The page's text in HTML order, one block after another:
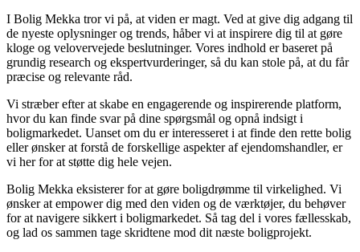
I Bolig Mekka tror vi på, at viden er magt. Ved at give dig adgang til
de nyeste oplysninger og trends, håber vi at inspirere dig til at gøre
kloge og velovervejede beslutninger. Vores indhold er baseret på
grundig research og ekspertvurderinger, så du kan stole på, at du får
præcise og relevante råd.
Vi stræber efter at skabe en engagerende og inspirerende platform,
hvor du kan finde svar på dine spørgsmål og opnå indsigt i
boligmarkedet. Uanset om du er interesseret i at finde den rette bolig
eller ønsker at forstå de forskellige aspekter af ejendomshandler, er
vi her for at støtte dig hele vejen.
Bolig Mekka eksisterer for at gøre boligdrømme til virkelighed. Vi
ønsker at empower dig med den viden og de værktøjer, du behøver
for at navigere sikkert i boligmarkedet. Så tag del i vores fællesskab,
og lad os sammen tage skridtene mod dit næste boligprojekt.